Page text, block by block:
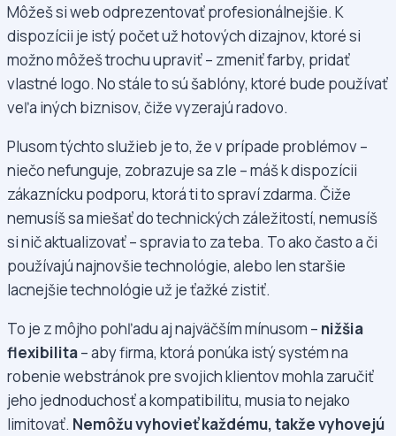
Môžeš si web odprezentovať profesionálnejšie. K
dispozícii je istý počet už hotových dizajnov, ktoré si
možno môžeš trochu upraviť – zmeniť farby, pridať
vlastné logo. No stále to sú šablóny, ktoré bude používať
veľa iných biznisov, čiže vyzerajú radovo.
Plusom týchto služieb je to, že v prípade problémov –
niečo nefunguje, zobrazuje sa zle – máš k dispozícii
zákaznícku podporu, ktorá ti to spraví zdarma. Čiže
nemusíš sa miešať do technických záležitostí, nemusíš
si nič aktualizovať – spravia to za teba. To ako často a či
používajú najnovšie technológie, alebo len staršie
lacnejšie technológie už je ťažké zistiť.
To je z môjho pohľadu aj najväčším mínusom – nižšia
flexibilita– aby firma, ktorá ponúka istý systém na
robenie webstránok pre svojich klientov mohla zaručiť
jeho jednoduchosť a kompatibilitu, musia to nejako
limitovať. Nemôžu vyhovieť každému, takže vyhovejú